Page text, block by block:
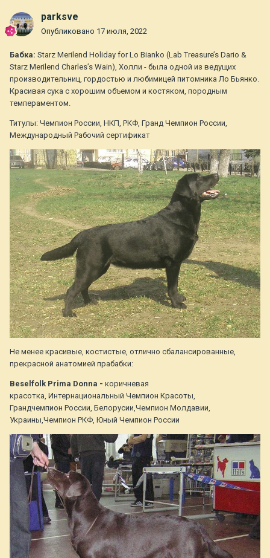
parksve
Опубликовано 17 июля, 2022
Бабка: Starz Merilend Holiday for Lo Bianko (Lab Treasure’s Dario &
Starz Merilend Charles’s Wain), Холли - была одной из ведущих
производительниц, гордостью и любимицей питомника Ло Бьянко.
Красивая сука с хорошим объемом и костяком, породным
темпераментом.
Титулы: Чемпион России, НКП, РКФ, Гранд Чемпион России,
Международный Рабочий сертификат
Не менее красивые, костистые, отлично сбалансированные,
прекрасной анатомией прабабки:
Beselfolk Prima Donna - коричневая
красотка, Интернациональный Чемпион Красоты,
Грандчемпион России, Белорусии,Чемпион Молдавии,
Украины,Чемпион РКФ, Юный Чемпион России